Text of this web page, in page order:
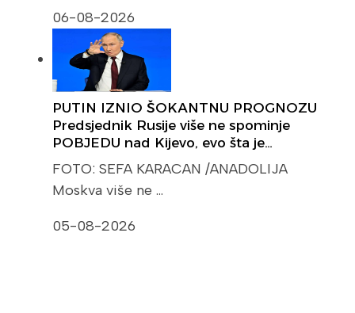
06-08-2026
PUTIN IZNIO ŠOKANTNU PROGNOZU
Predsjednik Rusije više ne spominje
POBJEDU nad Kijevo, evo šta je…
FOTO: SEFA KARACAN /ANADOLIJA
Moskva više ne …
05-08-2026